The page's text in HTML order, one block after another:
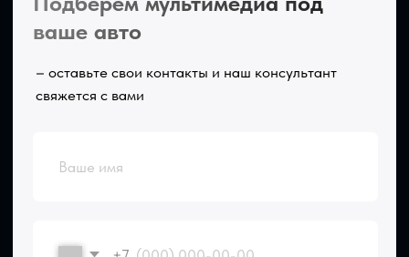
Приезжайте к нам
1 этаж, помещение 110
сб-вс: выходной